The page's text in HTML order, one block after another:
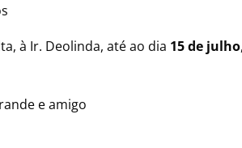
à Ir. Deolinda, até ao dia 15 de julho
e amigo